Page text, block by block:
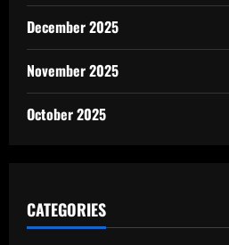
December 2025
November 2025
October 2025
CATEGORIES